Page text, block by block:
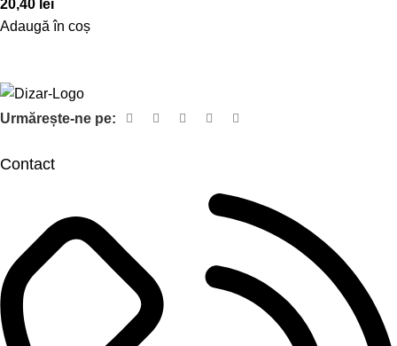
20,40 lei
Adaugă în coș
Urmărește-ne pe:
Contact